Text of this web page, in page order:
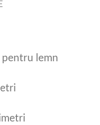
pentru lemn